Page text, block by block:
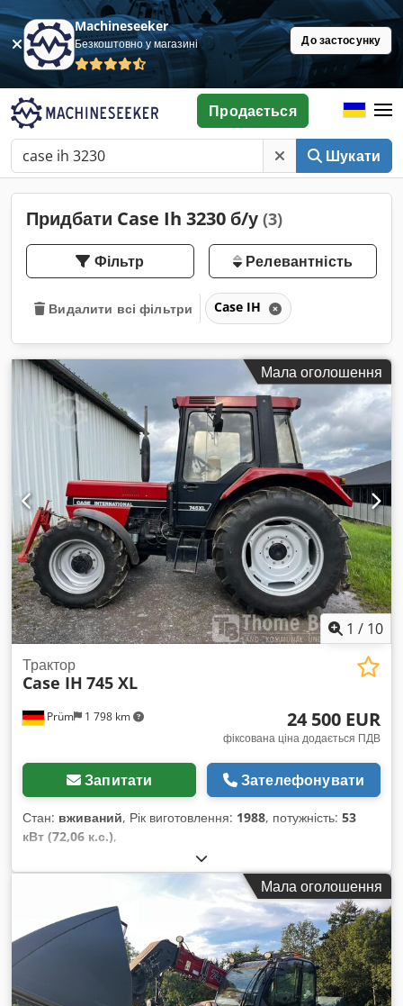
Machineseeker
Безкоштовно у магазині До застосунку
Шукати
Продається
Придбати Case Ih 3230 б/у (3)
Фільтр Релевантність
Видалити всі фільтри Case IH
Мала оголошення
1 / 10
Prüm 1 798 km
Трактор
Case IH 745 XL
24 500 EUR
фіксована ціна додається ПДВ
Запитати Зателефонувати
Стан: вживаний, Рік виготовлення: 1988, потужність: 53
кВт (72,06 к.с.),
Мала оголошення